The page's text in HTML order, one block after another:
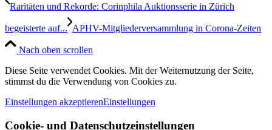
Raritäten und Rekorde: Corinphila Auktionsserie in Zürich
begeisterte auf... APHV-Mitgliederversammlung in Corona-Zeiten
Nach oben scrollen
Diese Seite verwendet Cookies. Mit der Weiternutzung der Seite,
stimmst du die Verwendung von Cookies zu.
Einstellungen akzeptierenEinstellungen
Cookie- und Datenschutzeinstellungen